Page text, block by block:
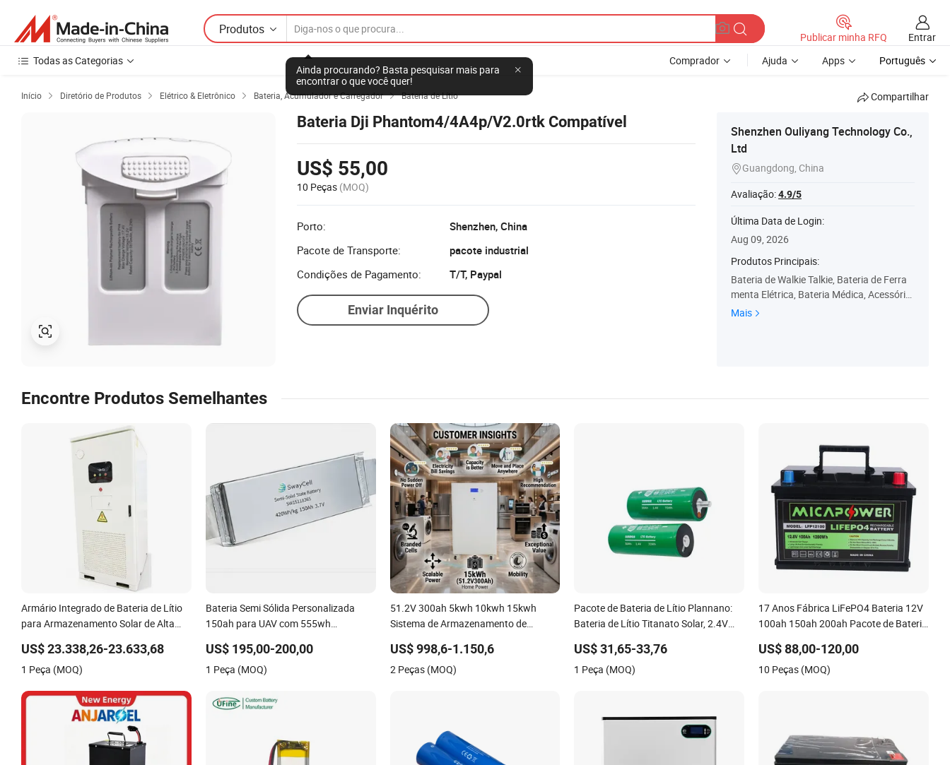
Produtos
Ainda procurando? Basta pesquisar mais para
encontrar o que você quer!
Publicar minha RFQ
Entrar
Todas as Categorias
Comprador Ajuda Apps Português
Início  Diretório de Produtos  Elétrico & Eletrônico  Bateria, Acumulador e Carregador  Bateria de Lítio Compartilhar
Bateria Dji Phantom4/4A4p/V2.0rtk Compatível
US$ 55,00
10 Peças (MOQ)
Porto:
Shenzhen, China
Pacote de Transporte:
pacote industrial
Condições de Pagamento:
T/T, Paypal
Enviar Inquérito
Shenzhen Ouliyang Technology Co.,
Ltd
Guangdong, China
Avaliação:4.9/5
Última Data de Login:
Aug 09, 2026
Produtos Principais:
Bateria de Walkie Talkie, Bateria de Ferra
menta Elétrica, Bateria Médica, Acessório
s para Walkie Talkie, Walkie Talkie, Bateria
Mais
Encontre Produtos Semelhantes
Armário Integrado de Bateria de Lítio
para Armazenamento Solar de Alta
US$ 23.338,26-23.633,68
1 Peça (MOQ)
Bateria Semi Sólida Personalizada
150ah para UAV com 555wh
US$ 195,00-200,00
1 Peça (MOQ)
51.2V 300ah 5kwh 10kwh 15kwh
Sistema de Armazenamento de
para Casa Bateria Solar LiFePO4
Bateria
US$ 998,6-1.150,6
2 Peças (MOQ)
Pacote de Bateria de Lítio Plannano:
Bateria de Lítio Titanato Solar, 2.4V
Pode Ser Montada com Sistema de
Armazenamento de Energia Comercial
US$ 31,65-33,76
1 Peça (MOQ)
17 Anos Fábrica LiFePO4 Bateria 12V
100ah 150ah 200ah Pacote de Bateria
Iate Marinho Armazenamento de
Energia Solar com CE Un38.8
US$ 88,00-120,00
10 Peças (MOQ)